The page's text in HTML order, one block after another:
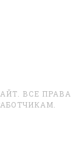
ВСЕ ПРАВА